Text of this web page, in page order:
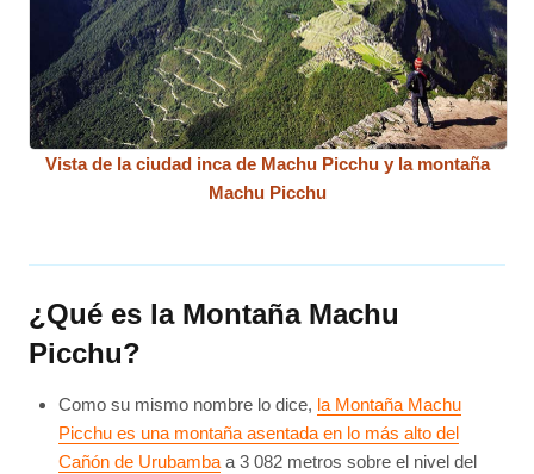
Vista de la ciudad inca de Machu Picchu y la montaña
Machu Picchu
¿Qué es la Montaña Machu
Picchu?
Como su mismo nombre lo dice, la Montaña Machu
Picchu es una montaña asentada en lo más alto del
Cañón de Urubambaa 3 082 metros sobre el nivel del